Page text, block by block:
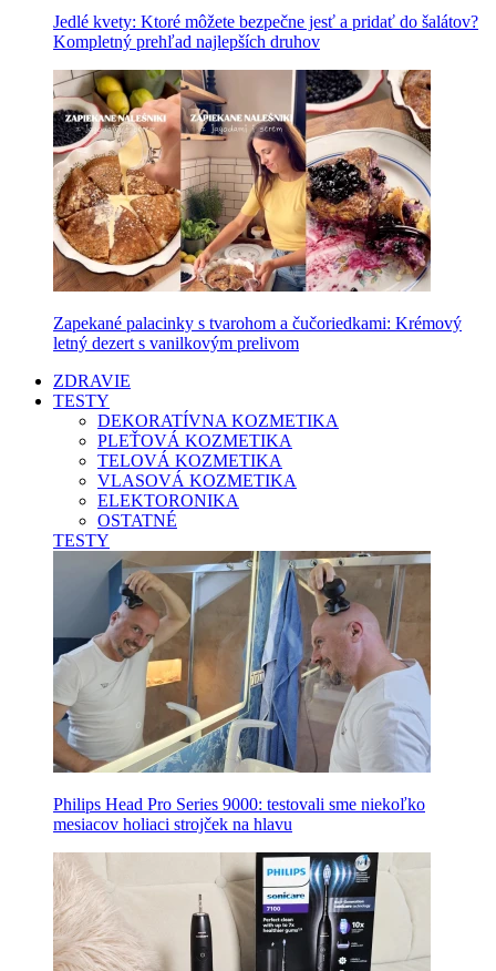
Jedlé kvety: Ktoré môžete bezpečne jesť a pridať do šalátov?
Kompletný prehľad najlepších druhov
Zapekané palacinky s tvarohom a čučoriedkami: Krémový
letný dezert s vanilkovým prelivom
ZDRAVIE
TESTY
DEKORATÍVNA KOZMETIKA
PLEŤOVÁ KOZMETIKA
TELOVÁ KOZMETIKA
VLASOVÁ KOZMETIKA
ELEKTORONIKA
OSTATNÉ
TESTY
Philips Head Pro Series 9000: testovali sme niekoľko
mesiacov holiaci strojček na hlavu